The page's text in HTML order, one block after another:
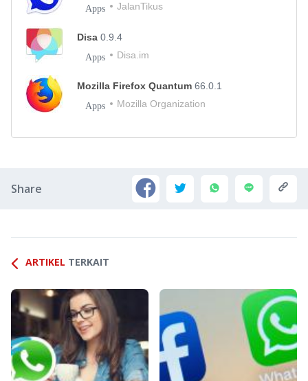
Apps JalanTikus
Disa 0.9.4
Apps Disa.im
Mozilla Firefox Quantum 66.0.1
Apps Mozilla Organization
Share
ARTIKEL TERKAIT